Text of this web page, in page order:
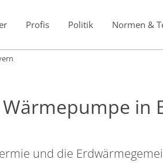
Profis Politik Normen &
in
und die